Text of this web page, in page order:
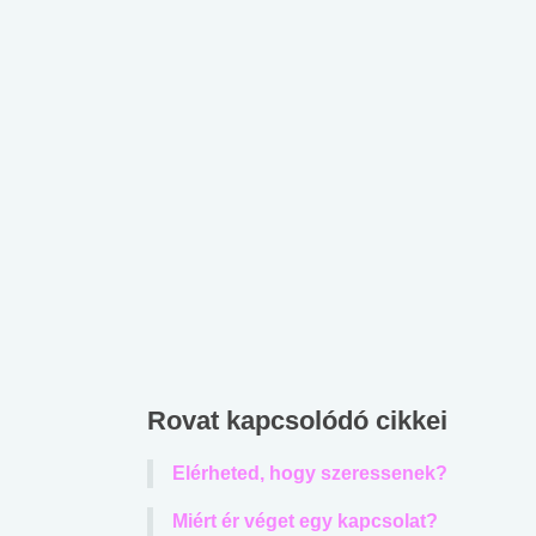
Rovat kapcsolódó cikkei
Elérheted, hogy szeressenek?
Miért ér véget egy kapcsolat?